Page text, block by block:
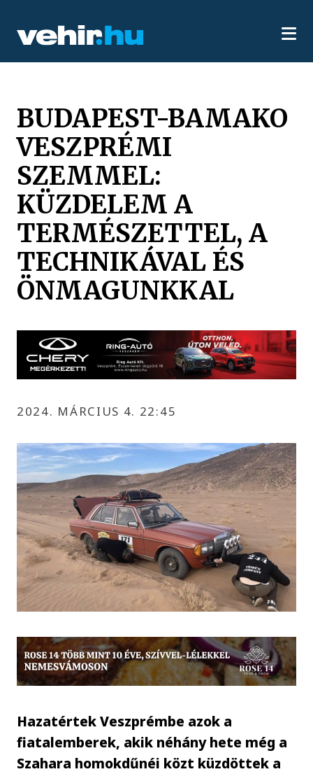
BUDAPEST-BAMAKO
VESZPRÉMI
SZEMMEL:
KÜZDELEM A
TERMÉSZETTEL, A
TECHNIKÁVAL ÉS
ÖNMAGUNKKAL
2024. MÁRCIUS 4. 22:45
Hazatértek Veszprémbe azok a
fiatalemberek, akik néhány hete még a
Szahara homokdűnéi közt küzdöttek a